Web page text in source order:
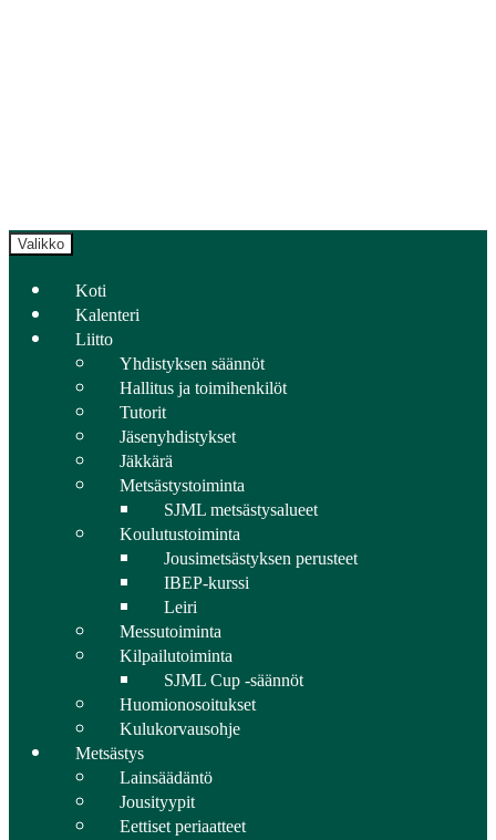
Valikko
Koti
Kalenteri
Liitto
Yhdistyksen säännöt
Hallitus ja toimihenkilöt
Tutorit
Jäsenyhdistykset
Jäkkärä
Metsästystoiminta
SJML metsästysalueet
Koulutustoiminta
Jousimetsästyksen perusteet
IBEP-kurssi
Leiri
Messutoiminta
Kilpailutoiminta
SJML Cup -säännöt
Huomionosoitukset
Kulukorvausohje
Metsästys
Lainsäädäntö
Jousityypit
Eettiset periaatteet